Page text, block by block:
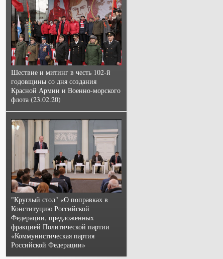
Шествие и митинг в честь 102-й
годовщины со дня создания
Красной Армии и Военно-морского
флота (23.02.20)
"Круглый стол" «О поправках в
Конституцию Российской
Федерации, предложенных
фракцией Политической партии
«Коммунистическая партия
Российской Федерации»